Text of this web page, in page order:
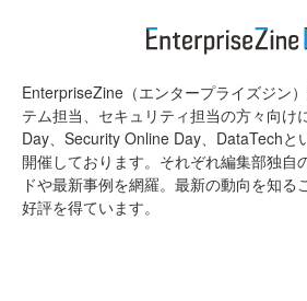
EnterpriseZine（エンタープライズジン
テム担当、セキュリティ担当の方々向け
Day、Security Online Day、DataTechと
開催しております。それぞれ編集部独自
ドや最新事例を網羅。最新の動向を知る
好評を得ています。